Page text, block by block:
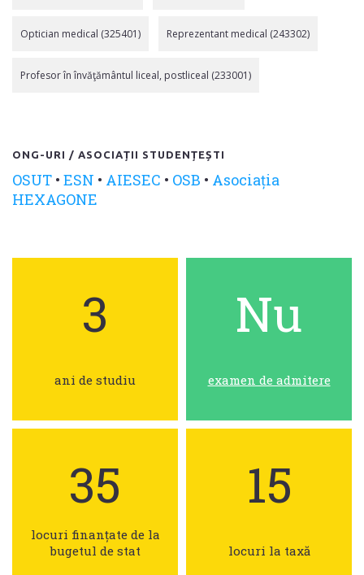
Optician medical (325401) Reprezentant medical (243302)
Profesor în învăţământul liceal, postliceal (233001)
ONG-URI / ASOCIAȚII STUDENȚEȘTI
OSUT • ESN • AIESEC • OSB • Asociația
HEXAGONE
3
ani de studiu
Nu
examen de admitere
35
locuri finanțate de la
bugetul de stat
15
locuri la taxă